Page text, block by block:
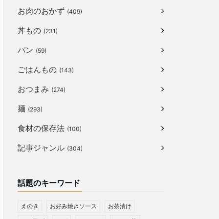
お肉のおかず (409)
丼もの (231)
パン (59)
ごはんもの (143)
おつまみ (274)
麺 (293)
食材の保存法 (100)
記事ジャンル (304)
話題のキーワード
えのき お好み焼きソース お茶漬け